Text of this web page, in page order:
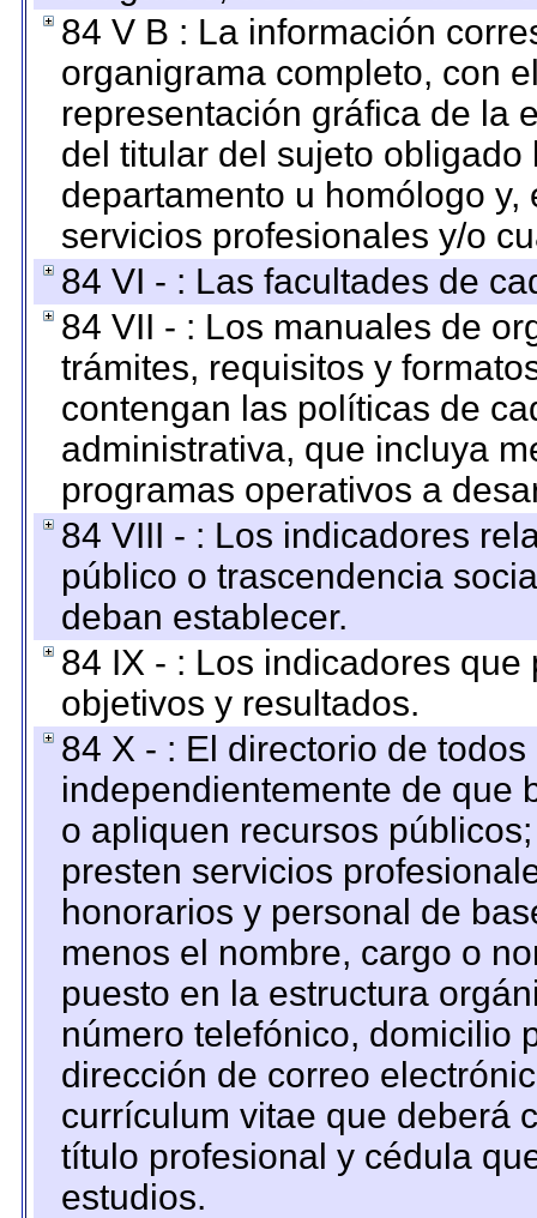
84 V B : La información
organigrama completo, con
representación gráfica de la
del titular del sujeto
departamento u homólogo
servicios profesionales y/o
84 VI - : Las facultades de
84 VII - : Los manuales de
trámites, requisitos y
contengan las políticas de
administrativa, que incluya
programas operativos a
84 VIII - : Los indicadores
público o trascendencia
deban establecer.
84 IX - : Los indicadores
objetivos y resultados.
84 X - : El directorio de
independientemente de que
o apliquen recursos
presten servicios
honorarios y personal de
menos el nombre, cargo o
puesto en la estructura
número telefónico, domicilio
dirección de correo
currículum vitae que deberá
título profesional y cédula
estudios.